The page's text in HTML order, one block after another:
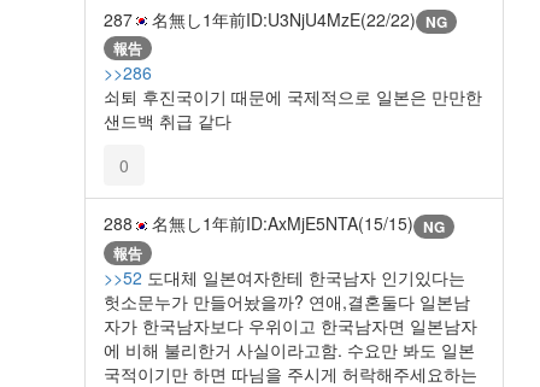
287 名無し1年前ID:U3NjU4MzE(22/22) NG
報告
>>286
쇠퇴 후진국이기 때문에 국제적으로 일본은 만만한
샌드백 취급 같다
0
288 名無し1年前ID:AxMjE5NTA(15/15) NG
報告
>>52 도대체 일본여자한테 한국남자 인기있다는
헛소문누가 만들어놨을까? 연애,결혼둘다 일본남
자가 한국남자보다 우위이고 한국남자면 일본남자
에 비해 불리한거 사실이라고함. 수요만 봐도 일본
국적이기만 하면 따님을 주시게 허락해주세요하는